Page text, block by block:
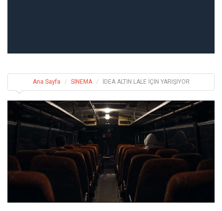
Ana Sayfa SİNEMA İDEA ALTIN LALE İÇİN YARIŞIYOR